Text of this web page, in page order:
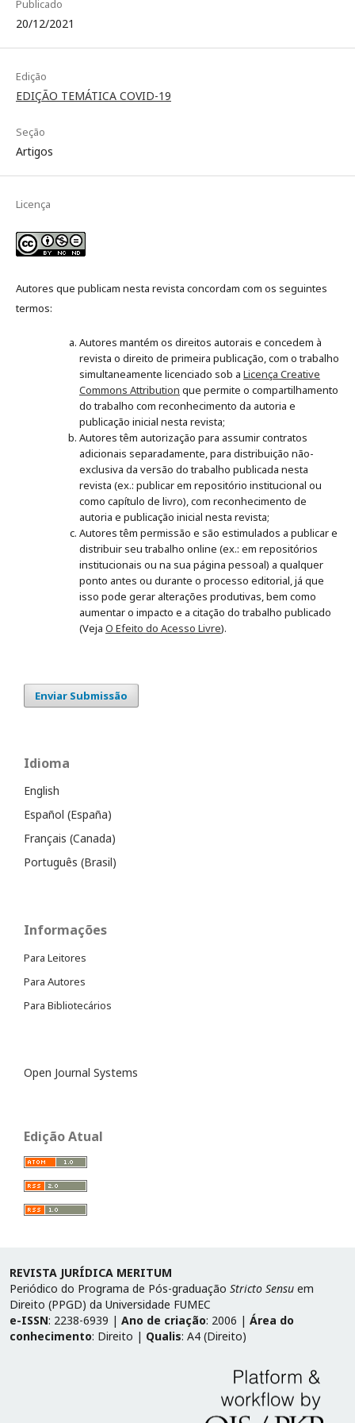
Publicado
20/12/2021
Edição
EDIÇÃO TEMÁTICA COVID-19
Seção
Artigos
Licença
Autores que publicam nesta revista concordam com os seguintes
termos:
Autores mantém os direitos autorais e concedem à
revista o direito de primeira publicação, com o trabalho
simultaneamente licenciado sob a Licença Creative
Commons Attribution que permite o compartilhamento
do trabalho com reconhecimento da autoria e
publicação inicial nesta revista;
Autores têm autorização para assumir contratos
adicionais separadamente, para distribuição não-
exclusiva da versão do trabalho publicada nesta
revista (ex.: publicar em repositório institucional ou
como capítulo de livro), com reconhecimento de
autoria e publicação inicial nesta revista;
Autores têm permissão e são estimulados a publicar e
distribuir seu trabalho online (ex.: em repositórios
institucionais ou na sua página pessoal) a qualquer
ponto antes ou durante o processo editorial, já que
isso pode gerar alterações produtivas, bem como
aumentar o impacto e a citação do trabalho publicado
(Veja O Efeito do Acesso Livre).
Enviar Submissão
Idioma
English
Español (España)
Français (Canada)
Português (Brasil)
Informações
Para Leitores
Para Autores
Para Bibliotecários
Open Journal Systems
Edição Atual
REVISTA JURÍDICA MERITUM
Periódico do Programa de Pós-graduação Stricto Sensu em
Direito (PPGD) da Universidade FUMEC
e-ISSN: 2238-6939 | Ano de criação: 2006 | Área do
conhecimento: Direito | Qualis: A4 (Direito)